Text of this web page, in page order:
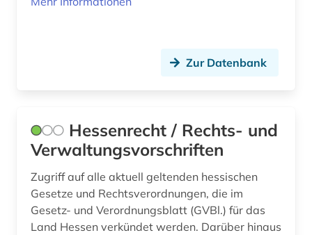
Zur Datenbank
Hessenrecht / Rechts- und
Verwaltungsvorschriften
Zugriff auf alle aktuell geltenden hessischen
Gesetze und Rechtsverordnungen, die im
Gesetz- und Verordnungsblatt (GVBl.) für das
Land Hessen verkündet werden. Darüber hinaus